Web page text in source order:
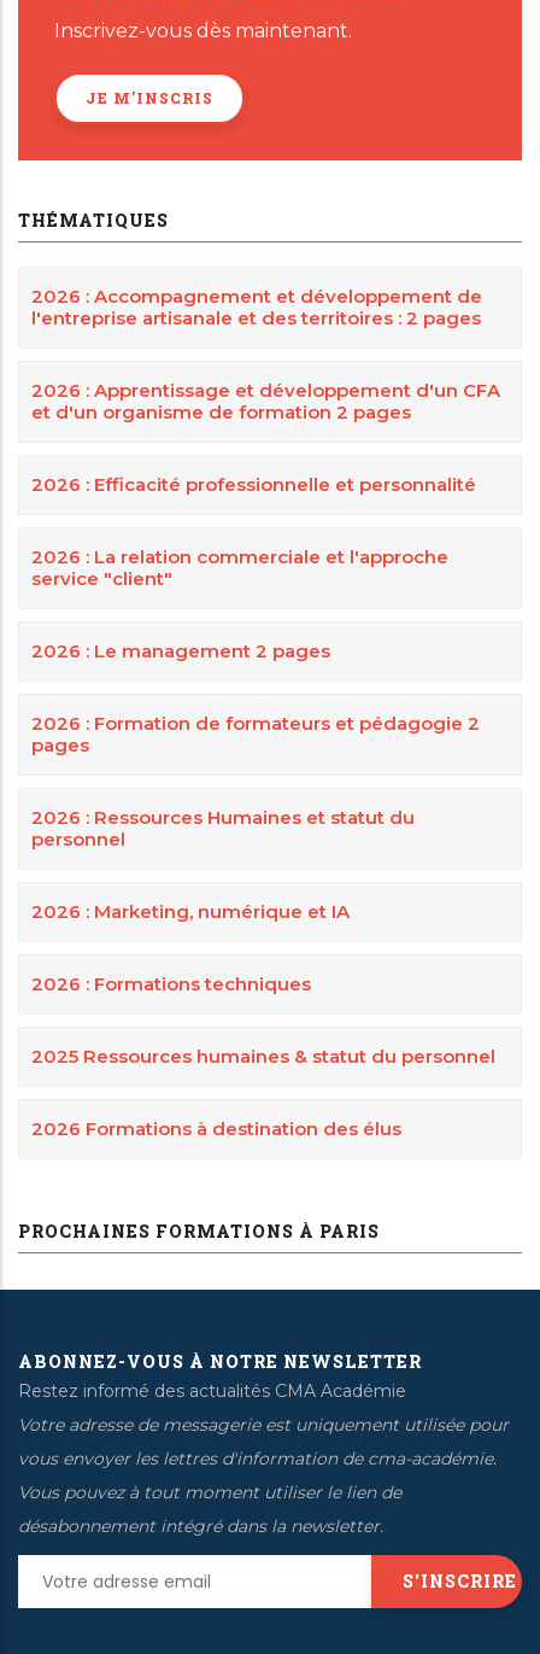
Inscrivez-vous dès maintenant.
JE M'INSCRIS
THÉMATIQUES
2026 : Accompagnement et développement de
l'entreprise artisanale et des territoires : 2 pages
2026 : Apprentissage et développement d'un CFA
et d'un organisme de formation 2 pages
2026 : Efficacité professionnelle et personnalité
2026 : La relation commerciale et l'approche
service "client"
2026 : Le management 2 pages
2026 : Formation de formateurs et pédagogie 2
pages
2026 : Ressources Humaines et statut du
personnel
2026 : Marketing, numérique et IA
2026 : Formations techniques
2025 Ressources humaines & statut du personnel
2026 Formations à destination des élus
PROCHAINES FORMATIONS À PARIS
ABONNEZ-VOUS À NOTRE NEWSLETTER
Restez informé des actualités CMA Académie
Votre adresse de messagerie est uniquement utilisée pour
vous envoyer les lettres d'information de cma-académie.
Vous pouvez à tout moment utiliser le lien de
désabonnement intégré dans la newsletter.